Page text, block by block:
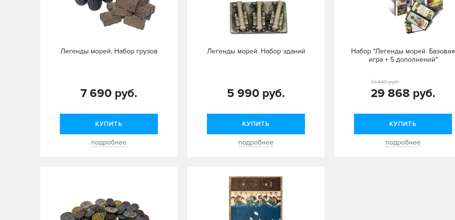
Легенды морей. Набор грузов
7 690 руб.
КУПИТЬ
подробнее
Легенды морей. Набор зданий
5 990 руб.
КУПИТЬ
подробнее
Набор "Легенды морей. Базовая
игра + 5 дополнений"
29 868 руб.
31 440 руб.
КУПИТЬ
подробнее